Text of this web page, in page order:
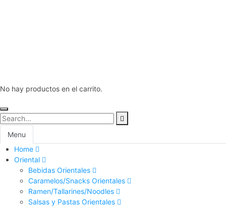
No hay productos en el carrito.
Menu
Home
Oriental
Bebidas Orientales
Caramelos/Snacks Orientales
Ramen/Tallarines/Noodles
Salsas y Pastas Orientales